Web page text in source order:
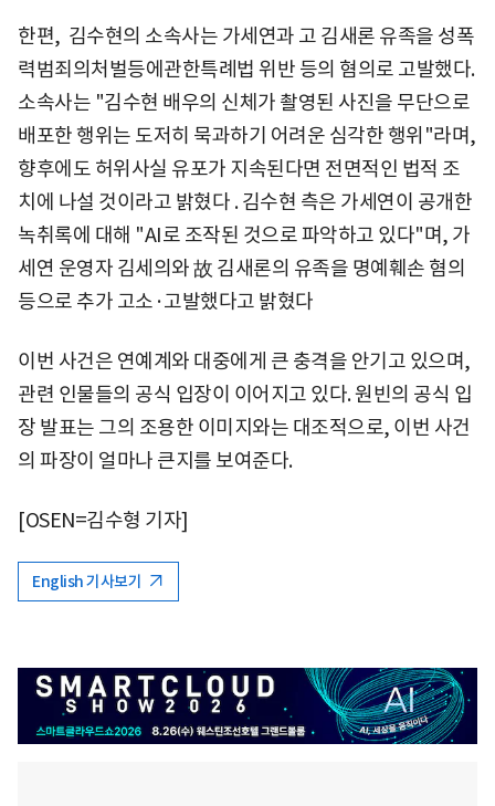
한편, 김수현의 소속사는 가세연과 고 김새론 유족을 성폭
력범죄의처벌등에관한특례법 위반 등의 혐의로 고발했다.
소속사는 "김수현 배우의 신체가 촬영된 사진을 무단으로
배포한 행위는 도저히 묵과하기 어려운 심각한 행위"라며,
향후에도 허위사실 유포가 지속된다면 전면적인 법적 조
치에 나설 것이라고 밝혔다 . 김수현 측은 가세연이 공개한
녹취록에 대해 "AI로 조작된 것으로 파악하고 있다"며, 가
세연 운영자 김세의와 故 김새론의 유족을 명예훼손 혐의
등으로 추가 고소·고발했다고 밝혔다
이번 사건은 연예계와 대중에게 큰 충격을 안기고 있으며,
관련 인물들의 공식 입장이 이어지고 있다. 원빈의 공식 입
장 발표는 그의 조용한 이미지와는 대조적으로, 이번 사건
의 파장이 얼마나 큰지를 보여준다.
[OSEN=김수형 기자]
English 기사보기